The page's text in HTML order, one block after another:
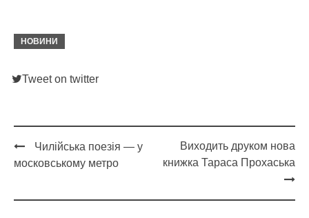
НОВИНИ
Tweet on twitter
Post
Чилійська поезія — у
московському метро
Виходить друком нова
книжка Тараса Прохаська